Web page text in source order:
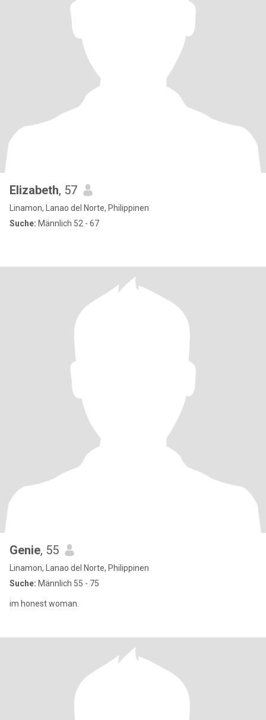
Elizabeth, 57
Linamon, Lanao del Norte, Philippinen
Suche: Männlich 52 - 67
Genie, 55
Linamon, Lanao del Norte, Philippinen
Suche: Männlich 55 - 75
im honest woman.